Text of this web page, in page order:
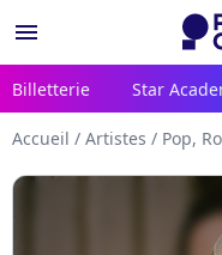
menu
Billetterie Star
Accueil / Artistes / Pop,